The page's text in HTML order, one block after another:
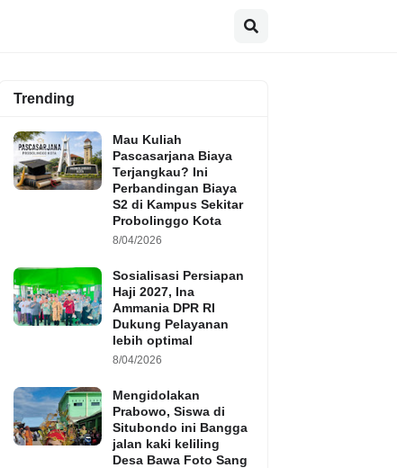
Trending
Mau Kuliah
Pascasarjana Biaya
Terjangkau? Ini
Perbandingan Biaya
S2 di Kampus Sekitar
Probolinggo Kota
8/04/2026
Sosialisasi Persiapan
Haji 2027, Ina
Ammania DPR RI
Dukung Pelayanan
lebih optimal
8/04/2026
Mengidolakan
Prabowo, Siswa di
Situbondo ini Bangga
jalan kaki keliling
Desa Bawa Foto Sang